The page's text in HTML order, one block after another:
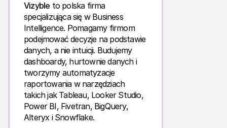
Vizyble to polska firma
specjalizująca się w Business
Intelligence. Pomagamy firmom
podejmować decyzje na podstawie
danych, a nie intuicji. Budujemy
dashboardy, hurtownie danych i
tworzymy automatyzacje
raportowania w narzędziach
takich jak Tableau, Looker Studio,
Power BI, Fivetran, BigQuery,
Alteryx i Snowflake.